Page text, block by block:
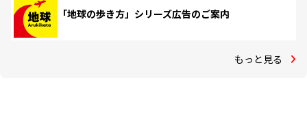
「地球の歩き方」シリーズ広告のご案内
もっと見る